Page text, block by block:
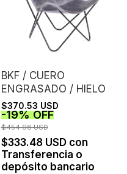
BKF / CUERO
ENGRASADO / HIELO
$370.53 USD
-19%OFF
$454.98 USD
$333.48 USD con
Transferencia o
depósito bancario